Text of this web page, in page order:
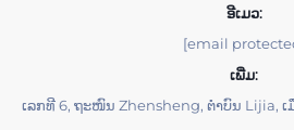
ອີເມວ:
[email
ເພີ່ມ:
ເລກທີ 6, ຖະໜົນ Zhensheng, ຕຳບົນ Lijia, ເ